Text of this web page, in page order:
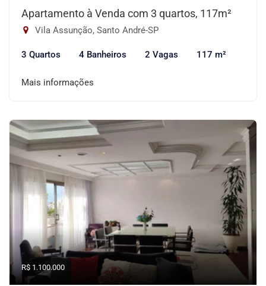
Apartamento à Venda com 3 quartos, 117m²
Vila Assunção, Santo André-SP
3 Quartos 4 Banheiros 2 Vagas 117 m²
Mais informações
R$ 1.100.000